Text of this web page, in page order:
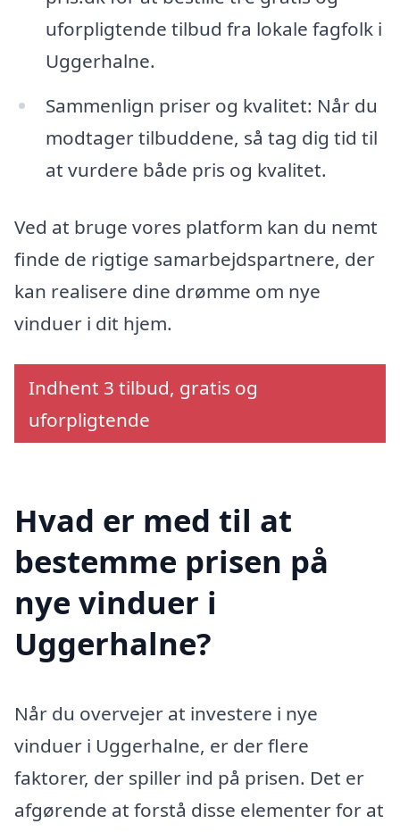
uforpligtende tilbud fra lokale fagfolk i
Uggerhalne.
Sammenlign priser og kvalitet: Når du
modtager tilbuddene, så tag dig tid til
at vurdere både pris og kvalitet.
Ved at bruge vores platform kan du nemt
finde de rigtige samarbejdspartnere, der
kan realisere dine drømme om nye
vinduer i dit hjem.
Indhent 3 tilbud, gratis og
uforpligtende
Hvad er med til at
bestemme prisen på
nye vinduer i
Uggerhalne?
Når du overvejer at investere i nye
vinduer i Uggerhalne, er der flere
faktorer, der spiller ind på prisen. Det er
afgørende at forstå disse elementer for at